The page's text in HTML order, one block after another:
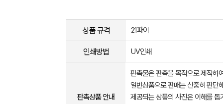
상품 규격 21파이
인쇄방법 UV인쇄
판촉상품 안내
판촉물은 판촉을 목적으로 제작하
일반상품으로 판매는 신중히 판단
제공되는 상품의 사진은 이해를